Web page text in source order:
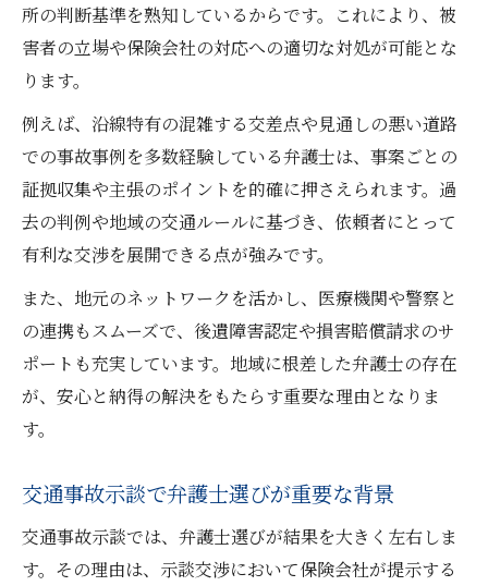
所の判断基準を熟知しているからです。これにより、被
害者の立場や保険会社の対応への適切な対処が可能とな
ります。
例えば、沿線特有の混雑する交差点や見通しの悪い道路
での事故事例を多数経験している弁護士は、事案ごとの
証拠収集や主張のポイントを的確に押さえられます。過
去の判例や地域の交通ルールに基づき、依頼者にとって
有利な交渉を展開できる点が強みです。
また、地元のネットワークを活かし、医療機関や警察と
の連携もスムーズで、後遺障害認定や損害賠償請求のサ
ポートも充実しています。地域に根差した弁護士の存在
が、安心と納得の解決をもたらす重要な理由となりま
す。
交通事故示談で弁護士選びが重要な背景
交通事故示談では、弁護士選びが結果を大きく左右しま
す。その理由は、示談交渉において保険会社が提示する